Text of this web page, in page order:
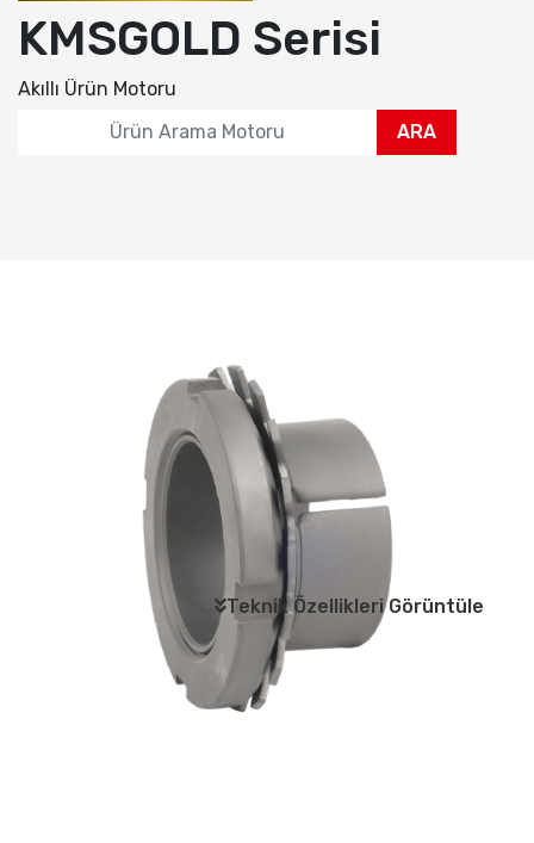
Teknik Özellikleri Görüntüle
KMSGOLD Serisi
Akıllı Ürün Motoru
ARA